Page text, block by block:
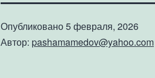
Опубликовано5 февраля, 2026
Автор: pashamamedov@yahoo.com